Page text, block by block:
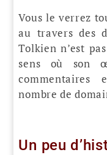
Vous le verrez
au travers des
Tolkien n’est
sens où son
nombre de
Un peu